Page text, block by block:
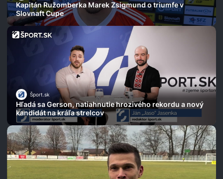
Kapitán Ružomberka Marek Zsigmund o triumfe v
Slovnaft Cupe
Šport.sk
Hľadá sa Gerson, natiahnutie hrozivého rekordu a nový
kandidát na kráľa strelcov